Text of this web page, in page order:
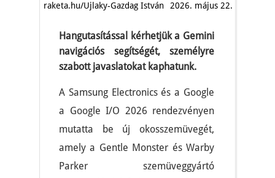
raketa.hu/Ujlaky-Gazdag István 2026. május 22.
Hangutasítással kérhetjük a Gemini
navigációs segítségét, személyre
szabott javaslatokat kaphatunk.
A Samsung Electronics és a Google
a Google I/O 2026 rendezvényen
mutatta be új okosszemüvegét,
amely a Gentle Monster és Warby
Parker szemüveggyártó